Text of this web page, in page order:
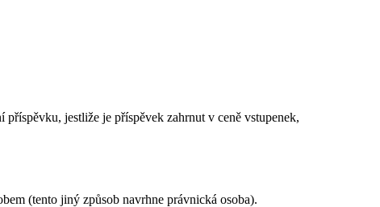
jestliže je příspěvek zahrnut v ceně vstupenek,
(tento jiný způsob navrhne právnická osoba).